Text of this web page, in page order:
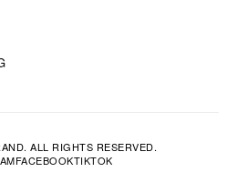
ALL RIGHTS RESERVED.
FACEBOOKTIKTOK